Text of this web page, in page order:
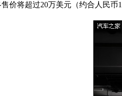
价将超过20万美元（约合人民